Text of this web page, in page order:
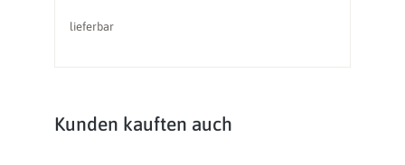
lieferbar
Produktgalerie überspringen
Kunden kauften auch